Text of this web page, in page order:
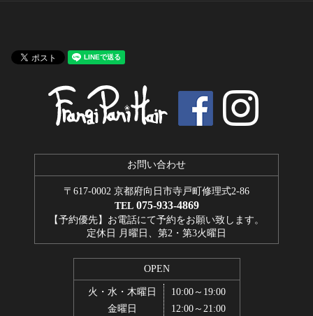
お問い合わせ
〒617-0002 京都府向日市寺戸町修理式2-86
TEL 075-933-4869
【予約優先】お電話にて予約をお願い致します。
定休日 月曜日、第2・第3火曜日
OPEN
火・水・木曜日
金曜日
10:00～19:00
12:00～21:00